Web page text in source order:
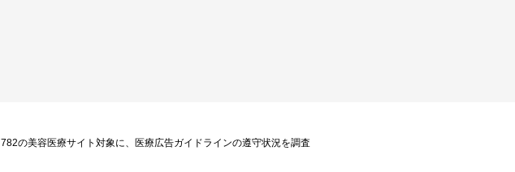
782の美容医療サイト対象に、医療広告ガイドラインの遵守状況を調査